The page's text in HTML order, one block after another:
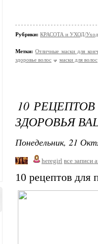
Рубрики: КРАСОТА и УХОД/Уход
Метки: Отличные маски для
здоровье волос
маски для волос
10
ЗДОРОВЬЯ
Понедельник, 21
heregirl все записи
10 рецептов для